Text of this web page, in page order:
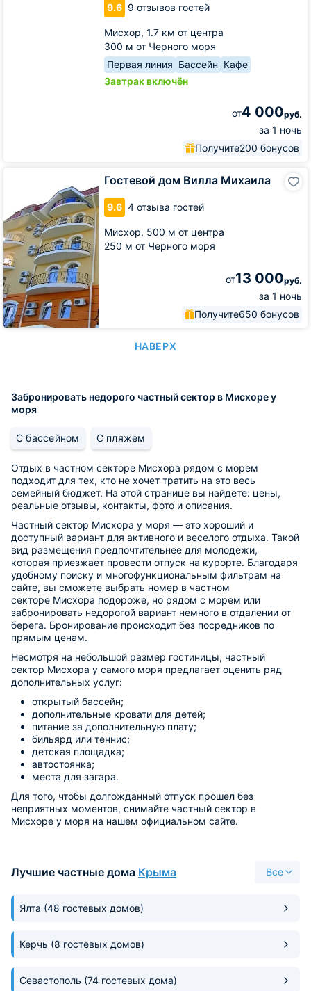
9.6 9 отзывов гостей
Мисхор, 1.7 км от центра
300 м от Черного моря
Первая линия Бассейн Кафе
Завтрак включён
от4 000руб.
за 1 ночь
Получите200 бонусов
Гостевой дом Вилла Михаила
9.6 4 отзыва гостей
Мисхор, 500 м от центра
250 м от Черного моря
от13 000руб.
за 1 ночь
Получите650 бонусов
Михаила
НАВЕРХ
Забронировать недорого частный сектор в Мисхоре у
моря
С бассейном С пляжем
Отдых в частном секторе Мисхора рядом с морем
подходит для тех, кто не хочет тратить на это весь
семейный бюджет. На этой странице вы найдете: цены,
реальные отзывы, контакты, фото и описания.
Частный сектор Мисхора у моря — это хороший и
доступный вариант для активного и веселого отдыха. Такой
вид размещения предпочтительнее для молодежи,
которая приезжает провести отпуск на курорте. Благодаря
удобному поиску и многофункциональным фильтрам на
сайте, вы сможете выбрать номер в частном
секторе Мисхора подороже, но рядом с морем или
забронировать недорогой вариант немного в отдалении от
берега. Бронирование происходит без посредников по
прямым ценам.
Несмотря на небольшой размер гостиницы, частный
сектор Мисхора у самого моря предлагает оценить ряд
дополнительных услуг:
открытый бассейн;
дополнительные кровати для детей;
питание за дополнительную плату;
бильярд или теннис;
детская площадка;
автостоянка;
места для загара.
Для того, чтобы долгожданный отпуск прошел без
неприятных моментов, снимайте частный сектор в
Мисхоре у моря на нашем официальном сайте.
Лучшие частные дома Крыма Все
Ялта (48 гостевых домов)
Керчь (8 гостевых домов)
Севастополь (74 гостевых дома)